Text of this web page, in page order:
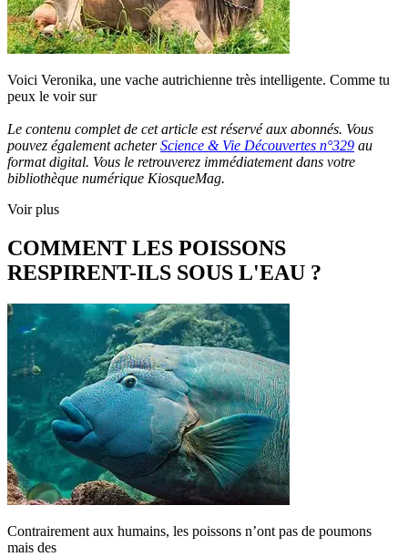
Voici Veronika, une vache autrichienne très intelligente. Comme tu
peux le voir sur
Le contenu complet de cet article est réservé aux abonnés. Vous
pouvez également acheterScience & Vie Découvertes n°329 au
format digital. Vous le retrouverez immédiatement dans votre
bibliothèque numérique KiosqueMag.
Voir plus
COMMENT LES POISSONS
RESPIRENT-ILS SOUS L'EAU ?
Contrairement aux humains, les poissons nʼont pas de poumons
mais des